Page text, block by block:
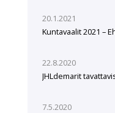
20.1.2021
Kuntavaalit 2021 –
22.8.2020
JHLdemarit
7.5.2020